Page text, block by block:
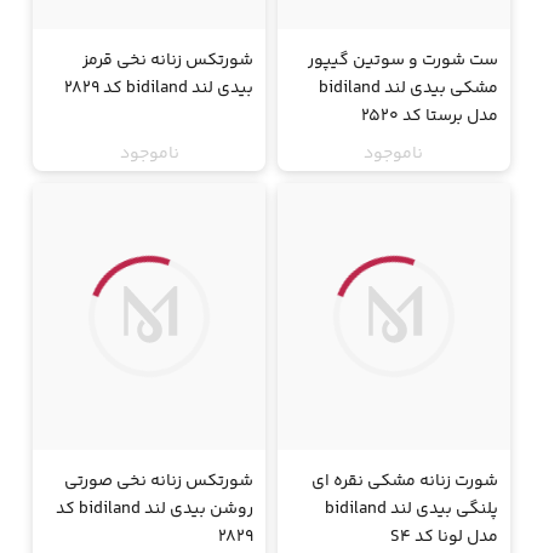
ست شورت و سوتین گیپور
مشکی بیدی لند bidiland
مدل برستا کد 2520
ناموجود
شورتکس زنانه نخی قرمز
بیدی لند bidiland کد 2829
ناموجود
شورت زنانه مشکی نقره ای
پلنگی بیدی لند bidiland
مدل لونا کد S4
شورتکس زنانه نخی صورتی
روشن بیدی لند bidiland کد
2829